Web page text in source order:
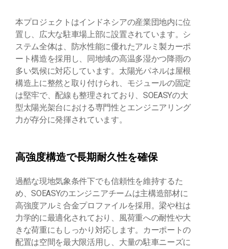
本プロジェクトはインドネシアの産業団地内に位
置し、広大な駐車場上部に設置されています。シ
ステム全体は、防水性能に優れたアルミ製カーポ
ート構造を採用し、同地域の高温多湿かつ降雨の
多い気候に対応しています。太陽光パネルは屋根
構造上に整然と取り付けられ、モジュールの固定
は堅牢で、配線も整理されており、SOEASYの大
型太陽光架台における専門性とエンジニアリング
力が存分に発揮されています。
高強度構造で長期耐久性を確保
過酷な現地気象条件下でも信頼性を維持するた
め、SOEASYのエンジニアチームは主構造部材に
高強度アルミ合金プロファイルを採用。梁や柱は
力学的に最適化されており、風荷重への耐性や大
きな荷重にもしっかり対応します。カーポートの
配置は空間を最大限活用し、大量の駐車ニーズに